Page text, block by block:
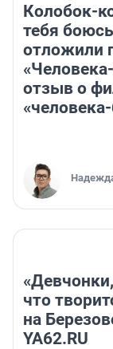
Колобок-
тебя
отложили
отзыв о
что
на
YA62.RU